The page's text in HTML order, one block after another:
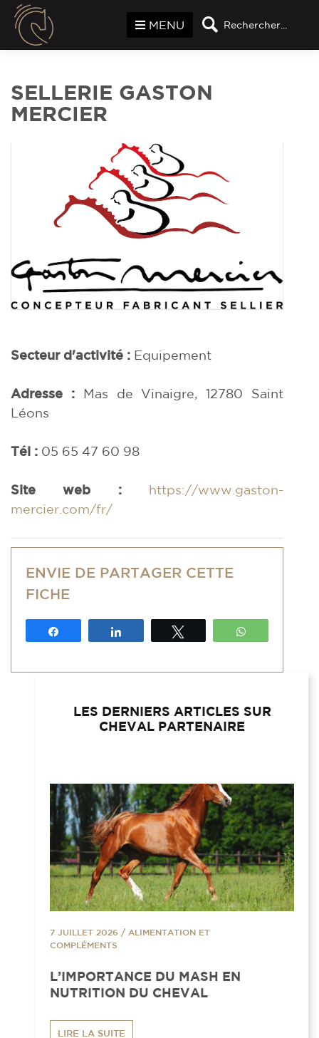
Rechercher...
MENU
SELLERIE GASTON
MERCIER
Secteur d'activité : Equipement
Adresse : Mas de Vinaigre, 12780 Saint
Léons
Tél : 05 65 47 60 98
Site web :
https://www.gaston-
mercier.com/fr/
ENVIE DE PARTAGER CETTE
FICHE
LES DERNIERS ARTICLES SUR
CHEVAL PARTENAIRE
7 JUILLET 2026 / ALIMENTATION ET
COMPLÉMENTS
L’IMPORTANCE DU MASH EN
NUTRITION DU CHEVAL
LIRE LA SUITE
Panneau de gestion des cookies